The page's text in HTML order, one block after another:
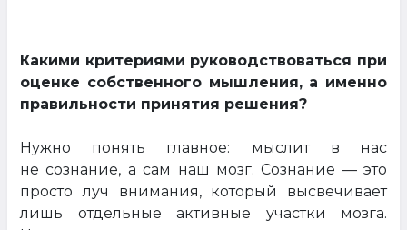
Какими критериями руководствоваться при
оценке собственного мышления, а именно
правильности принятия решения?
Нужно понять главное: мыслит в нас
не сознание, а сам наш мозг. Сознание — это
просто луч внимания, который высвечивает
лишь отдельные активные участки мозга.